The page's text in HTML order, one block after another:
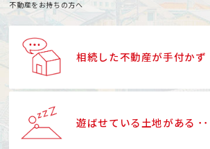
不動産をお持ちの方へ
相続した不動産が手付かず
遊ばせている土地がある ･･